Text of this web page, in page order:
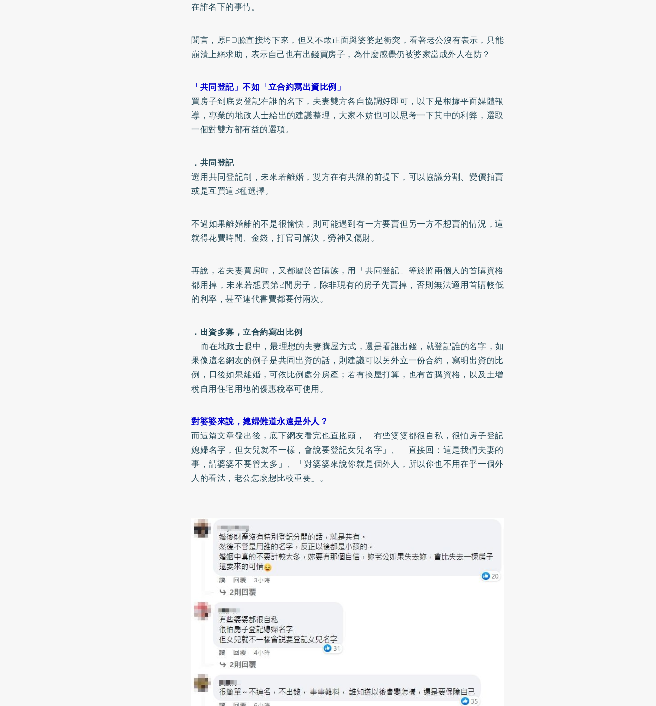
在誰名下的事情。
聞言，原PO臉直接垮下來，但又不敢正面與婆婆起衝突，看著老公沒有表示，只能
崩潰上網求助，表示自己也有出錢買房子，為什麼感覺仍被婆家當成外人在防？
「共同登記」不如「立合約寫出資比例」
買房子到底要登記在誰的名下，夫妻雙方各自協調好即可，以下是根據平面媒體報
導，專業的地政人士給出的建議整理，大家不妨也可以思考一下其中的利弊，選取
一個對雙方都有益的選項。
．共同登記
選用共同登記制，未來若離婚，雙方在有共識的前提下，可以協議分割、變價拍賣
或是互買這3種選擇。
不過如果離婚離的不是很愉快，則可能遇到有一方要賣但另一方不想賣的情況，這
就得花費時間、金錢，打官司解決，勞神又傷財。
再說，若夫妻買房時，又都屬於首購族，用「共同登記」等於將兩個人的首購資格
都用掉，未來若想買第2間房子，除非現有的房子先賣掉，否則無法適用首購較低
的利率，甚至連代書費都要付兩次。
．出資多寡，立合約寫出比例
而在地政士眼中，最理想的夫妻購屋方式，還是看誰出錢，就登記誰的名字，如
果像這名網友的例子是共同出資的話，則建議可以另外立一份合約，寫明出資的比
例，日後如果離婚，可依比例處分房產；若有換屋打算，也有首購資格，以及土增
稅自用住宅用地的優惠稅率可使用。
對婆婆來說，媳婦難道永遠是外人？
而這篇文章發出後，底下網友看完也直搖頭，「有些婆婆都很自私，很怕房子登記
媳婦名字，但女兒就不一樣，會說要登記女兒名字」、「直接回：這是我們夫妻的
事，請婆婆不要管太多」、「對婆婆來說你就是個外人，所以你也不用在乎一個外
人的看法，老公怎麼想比較重要」。